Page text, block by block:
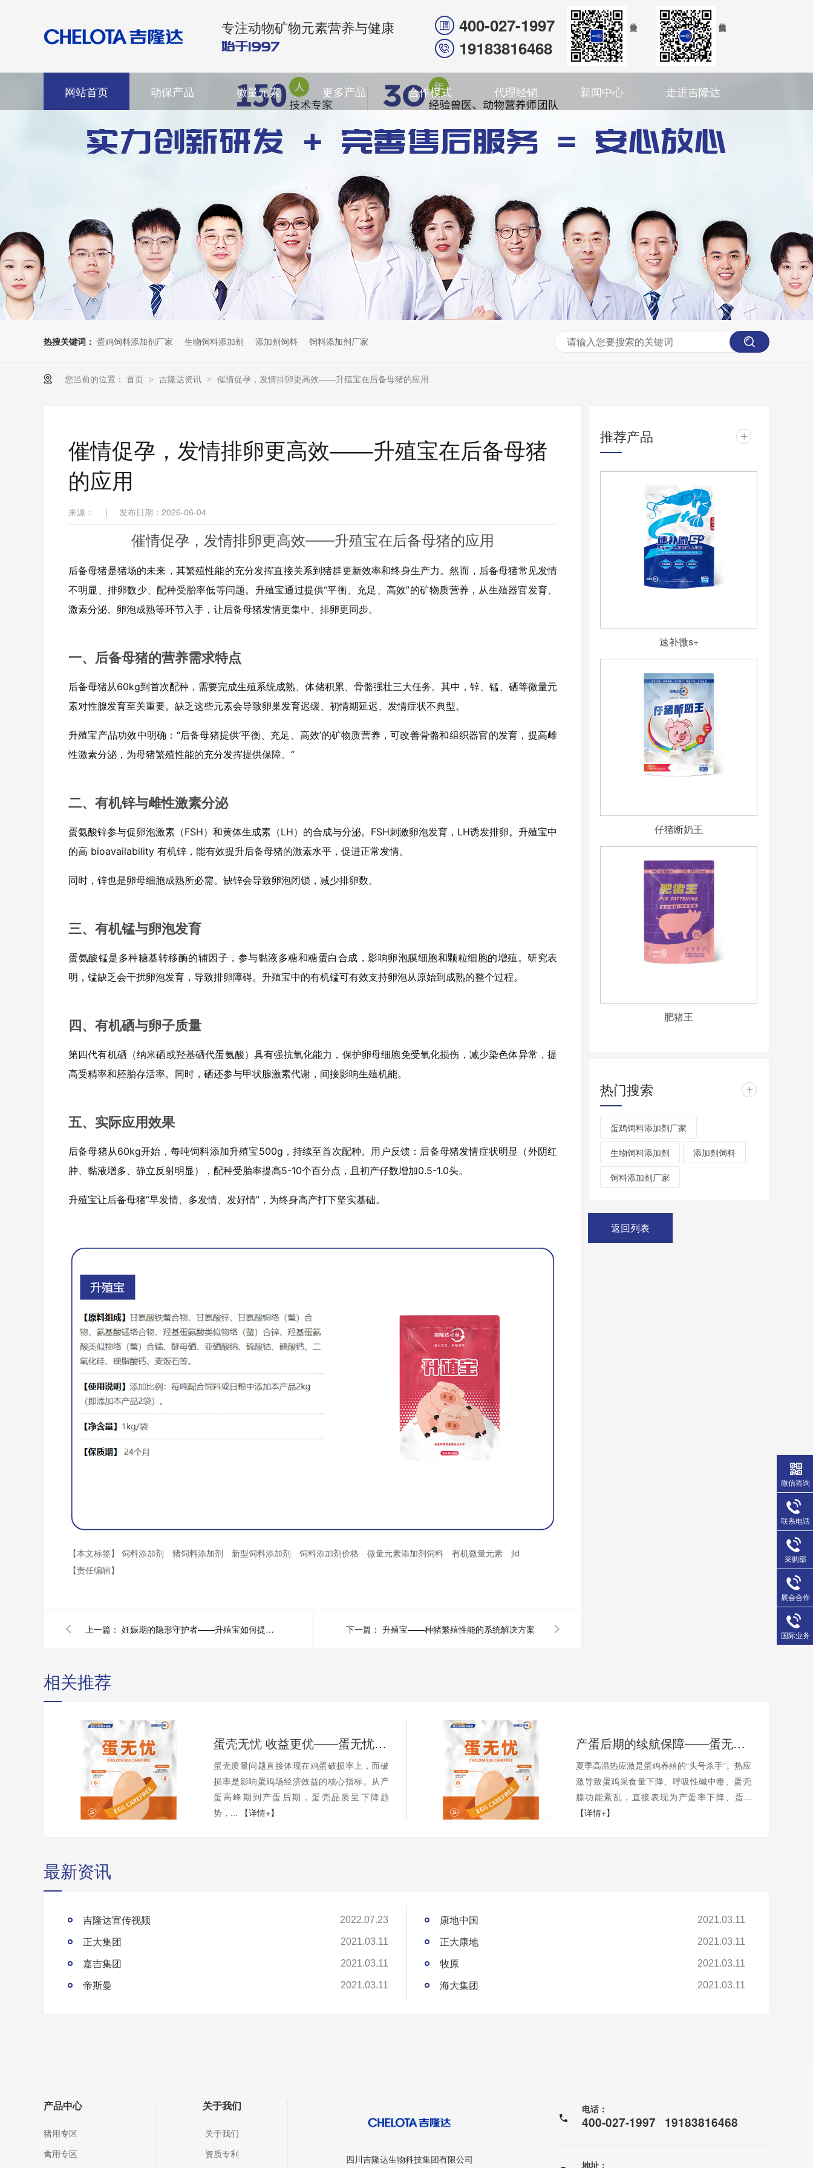
专注动物矿物元素营养与健康
400-027-1997
19183816468
网站首页 动保产品 微量元素 更多产品 合作模式 代理经销 新闻中心 走进吉隆达
热搜关键词： 蛋鸡饲料添加剂厂家 生物饲料添加剂 添加剂饲料 饲料添加剂厂家
您当前的位置： 首页 > 吉隆达资讯 > 催情促孕，发情排卵更高效——升殖宝在后备母猪的应用
催情促孕，发情排卵更高效——升殖宝在后备母猪
的应用
来源： | 发布日期：2026-06-04
催情促孕，发情排卵更高效——升殖宝在后备母猪的应用
后备母猪是猪场的未来，其繁殖性能的充分发挥直接关系到猪群更新效率和终身生产力。然而，后备母猪常见发情
不明显、排卵数少、配种受胎率低等问题。升殖宝通过提供“平衡、充足、高效”的矿物质营养，从生殖器官发育、
激素分泌、卵泡成熟等环节入手，让后备母猪发情更集中、排卵更同步。
一、后备母猪的营养需求特点
后备母猪从60kg到首次配种，需要完成生殖系统成熟、体储积累、骨骼强壮三大任务。其中，锌、锰、硒等微量元
素对性腺发育至关重要。缺乏这些元素会导致卵巢发育迟缓、初情期延迟、发情症状不典型。
升殖宝产品功效中明确：“后备母猪提供‘平衡、充足、高效’的矿物质营养，可改善骨骼和组织器官的发育，提高雌
性激素分泌，为母猪繁殖性能的充分发挥提供保障。”
二、有机锌与雌性激素分泌
蛋氨酸锌参与促卵泡激素（FSH）和黄体生成素（LH）的合成与分泌。FSH刺激卵泡发育，LH诱发排卵。升殖宝中
的高 bioavailability 有机锌，能有效提升后备母猪的激素水平，促进正常发情。
同时，锌也是卵母细胞成熟所必需。缺锌会导致卵泡闭锁，减少排卵数。
三、有机锰与卵泡发育
蛋氨酸锰是多种糖基转移酶的辅因子，参与黏液多糖和糖蛋白合成，影响卵泡膜细胞和颗粒细胞的增殖。研究表
明，锰缺乏会干扰卵泡发育，导致排卵障碍。升殖宝中的有机锰可有效支持卵泡从原始到成熟的整个过程。
四、有机硒与卵子质量
第四代有机硒（纳米硒或羟基硒代蛋氨酸）具有强抗氧化能力，保护卵母细胞免受氧化损伤，减少染色体异常，提
高受精率和胚胎存活率。同时，硒还参与甲状腺激素代谢，间接影响生殖机能。
五、实际应用效果
后备母猪从60kg开始，每吨饲料添加升殖宝500g，持续至首次配种。用户反馈：后备母猪发情症状明显（外阴红
肿、黏液增多、静立反射明显），配种受胎率提高5-10个百分点，且初产仔数增加0.5-1.0头。
升殖宝让后备母猪“早发情、多发情、发好情”，为终身高产打下坚实基础。
【本文标签】 饲料添加剂 猪饲料添加剂 新型饲料添加剂 饲料添加剂价格 微量元素添加剂饲料 有机微量元素
jld
【责任编辑】
上一篇： 妊娠期的隐形守护者——升殖宝如何提高胚胎存活率与胎儿发育 下一篇： 升殖宝——种猪繁殖性能的系统解决方案
推荐产品 +
速补微s+
仔猪断奶王
肥猪王
热门搜索 +
蛋鸡饲料添加剂厂家
生物饲料添加剂 添加剂饲料
饲料添加剂厂家
返回列表
相关推荐
蛋壳无忧 收益更优——蛋无忧全程应用的经济账
蛋壳质量问题直接体现在鸡蛋破损率上，而破
损率是影响蛋鸡场经济效益的核心指标。从产
蛋高峰期到产蛋后期，蛋壳品质呈下降趋
势，...
【详情+】
产蛋后期的续航保障——蛋无忧如何应对热应激与高温挑战
夏季高温热应激是蛋鸡养殖的“头号杀手”。热应
激导致蛋鸡采食量下降、呼吸性碱中毒、蛋壳
腺功能紊乱，直接表现为产蛋率下降、蛋...
【详情+】
最新资讯
吉隆达宣传视频 2022.07.23
正大集团 2021.03.11
嘉吉集团 2021.03.11
帝斯曼 2021.03.11
康地中国 2021.03.11
正大康地 2021.03.11
牧原 2021.03.11
海大集团 2021.03.11
产品中心
猪用专区
禽用专区
关于我们
关于我们
资质专利
四川吉隆达生物科技集团有限公司
电话：
400-027-1997 19183816468
地址：
微信咨询
联系电话
采购部
展会合作
国际业务